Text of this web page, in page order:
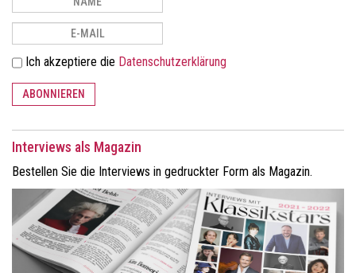
Ich akzeptiere die Datenschutzerklärung
ABONNIEREN
Interviews als Magazin
Bestellen Sie die Interviews in gedruckter Form als Magazin.